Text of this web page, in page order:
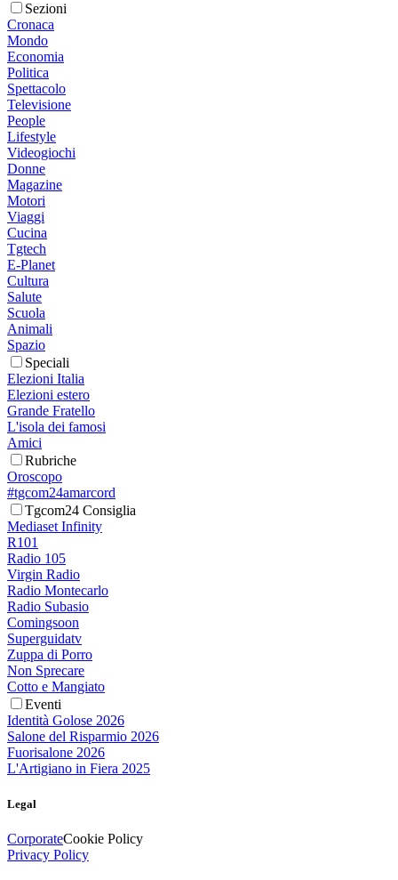
Sezioni
Cronaca
Mondo
Economia
Politica
Spettacolo
Televisione
People
Lifestyle
Videogiochi
Donne
Magazine
Motori
Viaggi
Cucina
Tgtech
E-Planet
Cultura
Salute
Scuola
Animali
Spazio
Speciali
Elezioni Italia
Elezioni estero
Grande Fratello
L'isola dei famosi
Amici
Rubriche
Oroscopo
#tgcom24amarcord
Tgcom24 Consiglia
Mediaset Infinity
R101
Radio 105
Virgin Radio
Radio Montecarlo
Radio Subasio
Comingsoon
Superguidatv
Zuppa di Porro
Non Sprecare
Cotto e Mangiato
Eventi
Identità Golose 2026
Salone del Risparmio 2026
Fuorisalone 2026
L'Artigiano in Fiera 2025
Legal
CorporateCookie Policy
Privacy Policy